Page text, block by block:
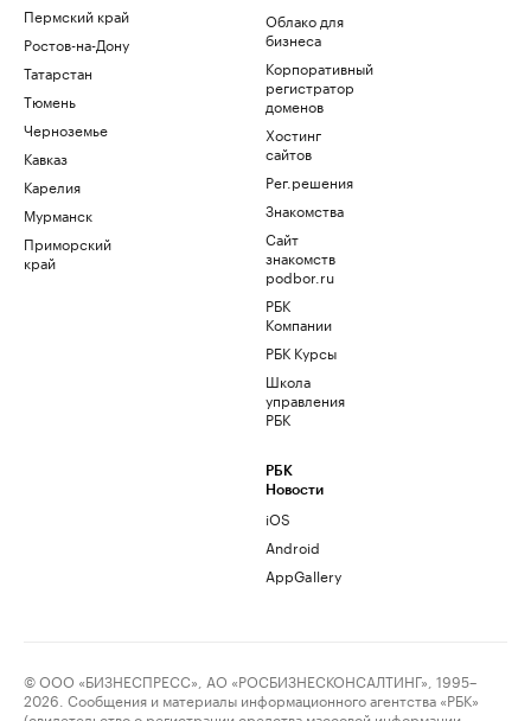
Пермский край
Ростов-на-Дону
Татарстан
Тюмень
Черноземье
Кавказ
Карелия
Мурманск
Приморский
край
Облако для
бизнеса
Корпоративный
регистратор
доменов
Хостинг
сайтов
Рег.решения
Знакомства
Сайт
знакомств
podbor.ru
РБК
Компании
РБК Курсы
Школа
управления
РБК
РБК
Новости
iOS
Android
AppGallery
© ООО «БИЗНЕСПРЕСС», АО «РОСБИЗНЕСКОНСАЛТИНГ», 1995–
2026. Сообщения и материалы информационного агентства «РБК»